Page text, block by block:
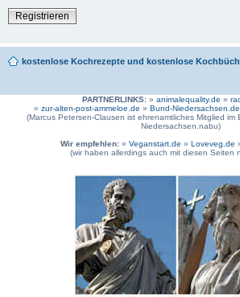
Registrieren
kostenlose Kochrezepte und kostenlose
PARTNERLINKS:» animalequality.de »
» zur-alten-post-ammeloe.de » Bund-
(Marcus Petersen-Clausen ist ehrenamtliches Mitglied im
Niedersachsen.nabu)
Wir empfehlen: » Veganstart.de » Loveveg.de
(wir haben allerdings auch mit diesen Seiten